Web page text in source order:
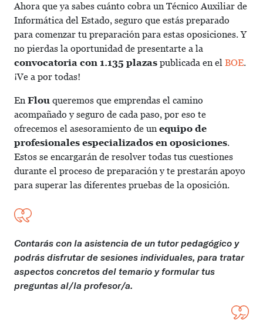
Ahora que ya sabes cuánto cobra un Técnico Auxiliar de
Informática del Estado, seguro que estás preparado
para comenzar tu preparación para estas oposiciones. Y
no pierdas la oportunidad de presentarte a la
convocatoria con 1.135 plazas publicada en el BOE.
¡Ve a por todas!
En Flou queremos que emprendas el camino
acompañado y seguro de cada paso, por eso te
ofrecemos el asesoramiento de un equipo de
profesionales especializados en oposiciones.
Estos se encargarán de resolver todas tus cuestiones
durante el proceso de preparación y te prestarán apoyo
para superar las diferentes pruebas de la oposición.
Contarás con la asistencia de un tutor pedagógico y
podrás disfrutar de sesiones individuales, para tratar
aspectos concretos del temario y formular tus
preguntas al/la profesor/a.